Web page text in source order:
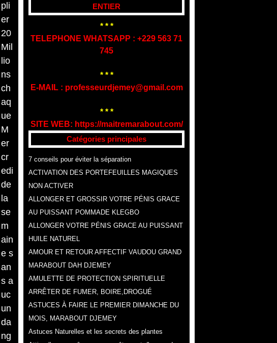
pli
er
20
Mil
lio
ns
ch
aq
ue
M
er
cr
edi
de
la
se
m
ain
e s
an
s a
uc
un
da
ng
ENTIER
* * *
TELEPHONE WHATSAPP : +229 563 71
745
* * *
E-MAIL : professeurdjemey@gmail.com
* * *
SITE WEB: https://maitremarabout.com/
Catégories principales
7 conseils pour éviter la séparation
ACTIVATION DES PORTEFEUILLES MAGIQUES
NON ACTIVER
ALLONGER ET GROSSIR VOTRE PÉNIS GRACE
AU PUISSANT POMMADE KLEGBO
ALLONGER VOTRE PÉNIS GRACE AU PUISSANT
HUILE NATUREL
AMOUR ET RETOUR AFFECTIF VAUDOU GRAND
MARABOUT DAH DJEMEY
AMULETTE DE PROTECTION SPIRITUELLE
ARRÊTER DE FUMER, BOIRE,DROGUÉ
ASTUCES À FAIRE LE PREMIER DIMANCHE DU
MOIS, MARABOUT DJEMEY
Astuces Naturelles et les secrets des plantes